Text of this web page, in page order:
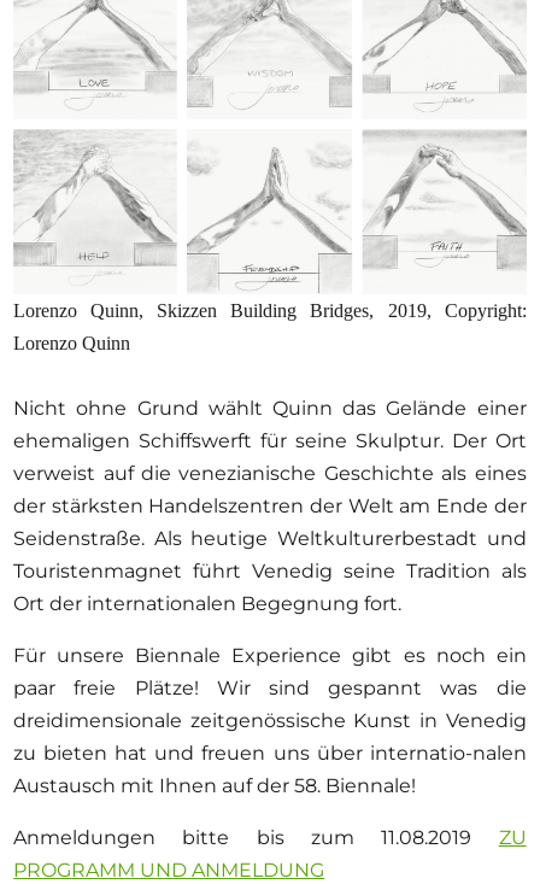
Lorenzo Quinn, Skizzen Building Bridges, 2019, Copyright:
Lorenzo Quinn
Nicht ohne Grund wählt Quinn das Gelände einer
ehemaligen Schiffswerft für seine Skulptur. Der Ort
verweist auf die venezianische Geschichte als eines
der stärksten Handelszentren der Welt am Ende der
Seidenstraße. Als heutige Weltkulturerbestadt und
Touristenmagnet führt Venedig seine Tradition als
Ort der internationalen Begegnung fort.
Für unsere Biennale Experience gibt es noch ein
paar freie Plätze! Wir sind gespannt was die
dreidimensionale zeitgenössische Kunst in Venedig
zu bieten hat und freuen uns über internatio-nalen
Austausch mit Ihnen auf der 58. Biennale!
Anmeldungen bitte bis zum 11.08.2019 ZU
PROGRAMM UND ANMELDUNG